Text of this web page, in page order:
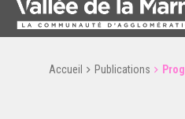
Accueil Publications